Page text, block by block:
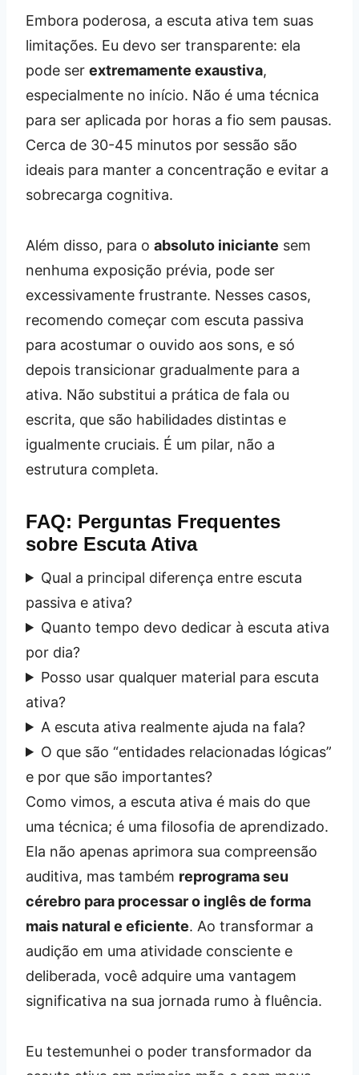
Embora poderosa, a escuta ativa tem suas
limitações. Eu devo ser transparente: ela
pode ser extremamente exaustiva,
especialmente no início. Não é uma técnica
para ser aplicada por horas a fio sem pausas.
Cerca de 30-45 minutos por sessão são
ideais para manter a concentração e evitar a
sobrecarga cognitiva.
Além disso, para o absoluto iniciante sem
nenhuma exposição prévia, pode ser
excessivamente frustrante. Nesses casos,
recomendo começar com escuta passiva
para acostumar o ouvido aos sons, e só
depois transicionar gradualmente para a
ativa. Não substitui a prática de fala ou
escrita, que são habilidades distintas e
igualmente cruciais. É um pilar, não a
estrutura completa.
FAQ: Perguntas Frequentes
sobre Escuta Ativa
Qual a principal diferença entre escuta
passiva e ativa?
Quanto tempo devo dedicar à escuta ativa
por dia?
Posso usar qualquer material para escuta
ativa?
A escuta ativa realmente ajuda na fala?
O que são “entidades relacionadas lógicas”
e por que são importantes?
Como vimos, a escuta ativa é mais do que
uma técnica; é uma filosofia de aprendizado.
Ela não apenas aprimora sua compreensão
auditiva, mas também reprograma seu
cérebro para processar o inglês de forma
mais natural e eficiente. Ao transformar a
audição em uma atividade consciente e
deliberada, você adquire uma vantagem
significativa na sua jornada rumo à fluência.
Eu testemunhei o poder transformador da